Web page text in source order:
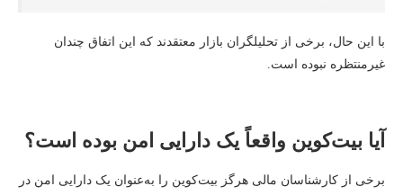
با این حال، برخی از تحلیلگران بازار معتقدند که این اتفاق چندان
غیرمنتظره نبوده است.
آیا بیت‌کوین واقعاً یک دارایی امن بوده است؟
برخی از کارشناسان مالی هرگز بیت‌کوین را به‌عنوان یک دارایی امن در